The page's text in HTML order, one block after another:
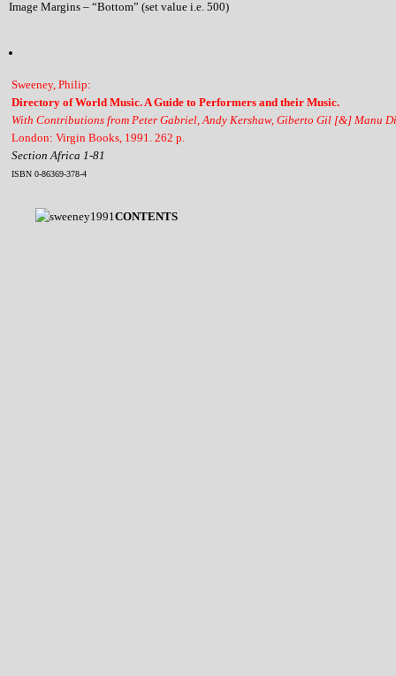
Image Margins – “Bottom” (set value i.e. 500)
Sweeney, Philip:
Directory of World Music. A Guide to Performers and their Music.
With Contributions from Peter Gabriel, Andy Kershaw, Giberto Gil [&] Manu
London: Virgin Books, 1991. 262 p.
Section Africa 1-81
ISBN 0-86369-378-4
CONTENTS